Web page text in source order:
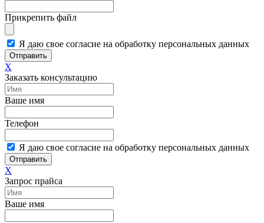
Прикрепить файл
Я даю свое согласие на обработку персональных данных
Отправить
X
Заказать консультацию
Ваше имя
Телефон
Я даю свое согласие на обработку персональных данных
Отправить
X
Запрос прайса
Ваше имя